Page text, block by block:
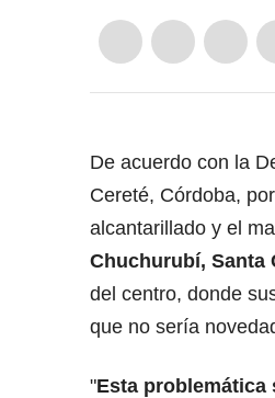
De acuerdo con la
Cereté, Córdoba,
alcantarillado y el
Chuchurubí, Santa
del centro, donde
que no sería
"Esta problemática